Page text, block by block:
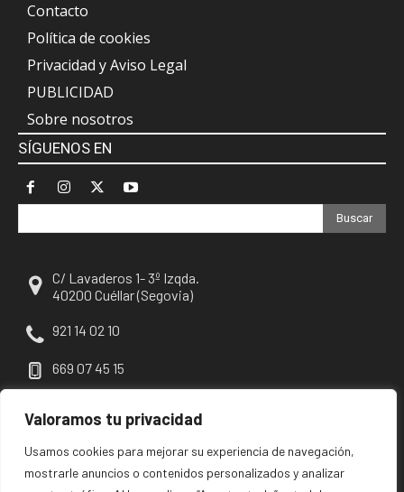
Valoramos tu privacidad
Usamos cookies para mejorar su experiencia de navegación,
mostrarle anuncios o contenidos personalizados y analizar
Contacto
Política de cookies
Privacidad y Aviso Legal
PUBLICIDAD
Sobre nosotros
SÍGUENOS EN
Buscar
C/ Lavaderos 1- 3º Izqda.
40200 Cuéllar (Segovia)
921 14 02 10
669 07 45 15